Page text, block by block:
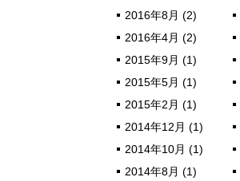
2016年8月 (2)
2016年4月 (2)
2015年9月 (1)
2015年5月 (1)
2015年2月 (1)
2014年12月 (1)
2014年10月 (1)
2014年8月 (1)